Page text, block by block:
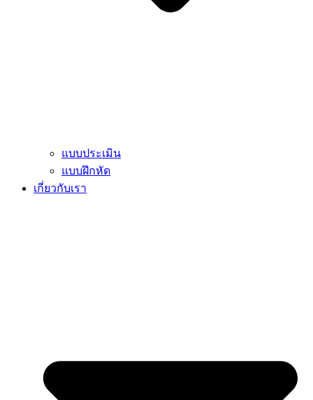
แบบประเมิน
แบบฝึกหัด
เกี่ยวกับเรา